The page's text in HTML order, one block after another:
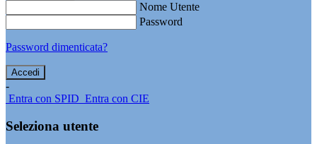
Nome Utente
Password
Password dimenticata?
-
Entra con SPID Entra con CIE
Seleziona utente